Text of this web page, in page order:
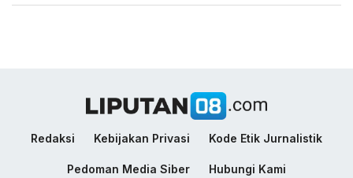
Redaksi Kebijakan Privasi Kode Etik Jurnalistik
Pedoman Media Siber Hubungi Kami